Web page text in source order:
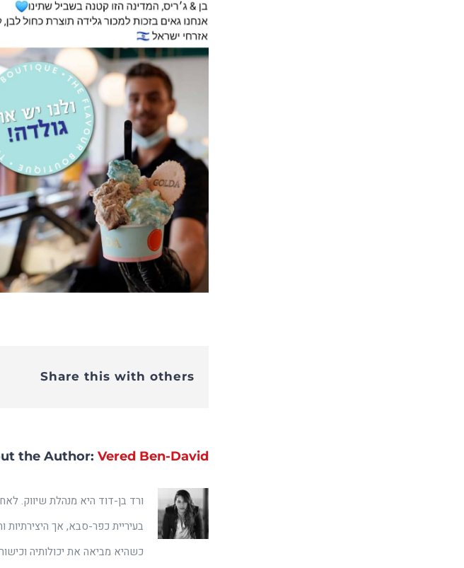
Share this with others
the Author:Vered Ben-David
ורד בן-דוד היא מנהלת שיווק.
בעיריית כפר-סבא, אך היצירתיות
כשהיא מביאה את יכולותיה